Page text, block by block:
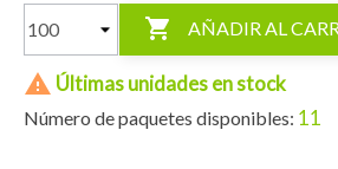
 AÑADIR AL
 Últimas unidades en stock
Número de paquetes disponibles: 11